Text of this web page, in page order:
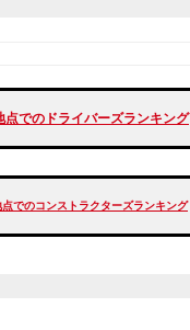
点でのドライバーズランキング
点でのコンストラクターズランキング